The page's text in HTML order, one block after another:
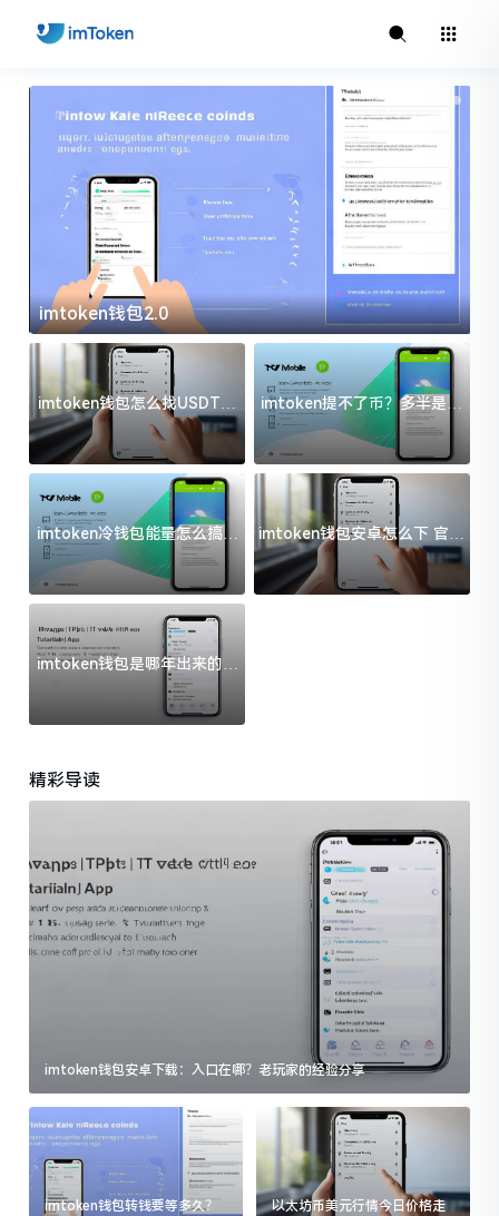
imtoken钱包2.0
imtoken钱包怎么找USDT地
址？三步搞定不踩坑
imtoken提不了币？多半是这
几件事没处理好
imtoken冷钱包能量怎么搞？
过来人告诉你门道
imtoken钱包安卓怎么下 官方
渠道避坑指南
imtoken钱包是哪年出来的？
一文给你说清楚
精彩导读
imtoken钱包安卓下载：入口在哪？老玩家的经验分享
imtoken钱包转钱要等多久？
以太坊币美元行情今日价格走